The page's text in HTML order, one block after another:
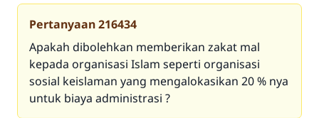
Pertanyaan216434
Apakah dibolehkan memberikan zakat mal
kepada organisasi Islam seperti organisasi
sosial keislaman yang mengalokasikan 20 % nya
untuk biaya administrasi ?